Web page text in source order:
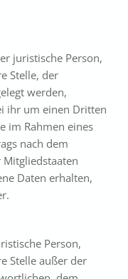
juristische Person,
Stelle, der
werden,
ihr um einen Dritten
im Rahmen eines
nach dem
Daten erhalten,
Person,
Stelle außer der